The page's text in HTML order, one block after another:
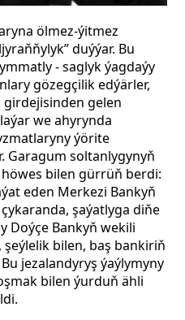
ölmez-ýitmez
duýýar. Bu
- saglyk ýagdaýy
gözegçilikedýärler,
girdejisinden gelen
we ahyrynda
ýörite
Garagum soltanlygynyň
bilen gürrüň berdi:
eden Merkezi Bankyň
şaýatlyga diňe
Doýçe Bankyň wekili
bilen, baş bankiriň
jezalandyryş ýaýlymyny
bilen ýurduň ähli